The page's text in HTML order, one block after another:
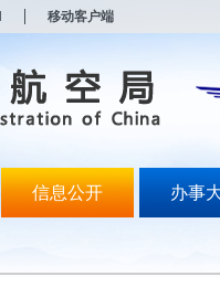
移动客户端
信息公开 办事